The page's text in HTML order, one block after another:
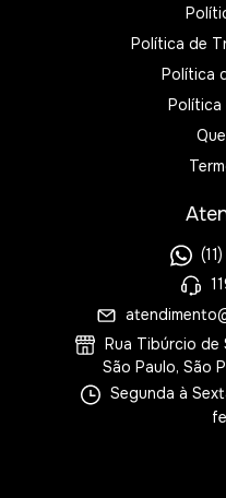
Política de
Política
Política
Rua Tibúrcio de
São Paulo, São
Segunda à